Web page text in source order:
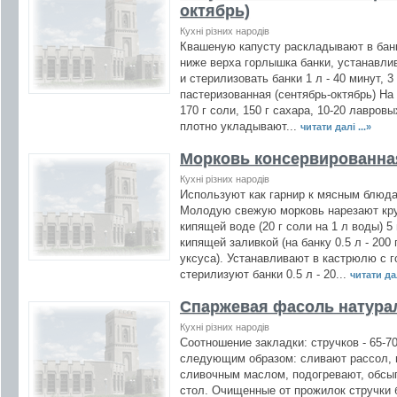
октябрь)
Кухні різних народів
Квашеную капусту раскладывают в
ниже верха горлышка банки,
и стерилизовать банки 1 л - 40 минут,
пастеризованная (сентябрь-октябрь)
170 г соли, 150 г сахара, 10-20
плотно укладывают...
читати далі ...»
Морковь
Кухні різних народів
Используют как гарнир к мясным
Молодую свежую морковь нарезают
кипящей воде (20 г соли на 1 л воды)
кипящей заливкой (на банку 0.5 л - 200
уксуса). Устанавливают в кастрюлю с
стерилизуют банки 0.5 л - 20...
читати
Спаржевая фасоль
Кухні різних народів
Соотношение закладки: стручков - 65-
следующим образом: сливают рассол,
сливочным маслом, подогревают,
стол. Очищенные от прожилок